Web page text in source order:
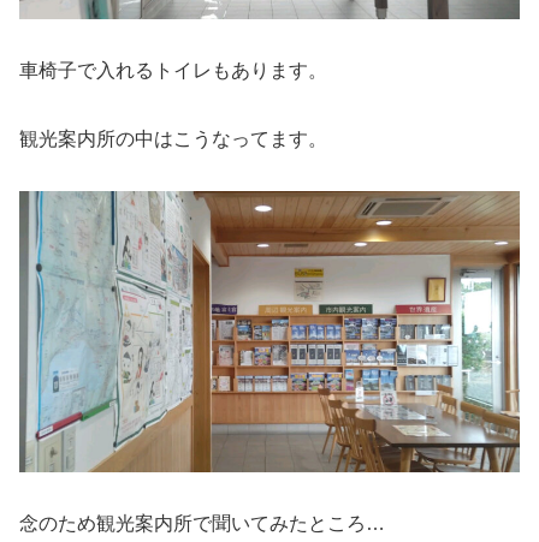
車椅子で入れるトイレもあります。
観光案内所の中はこうなってます。
念のため観光案内所で聞いてみたところ…